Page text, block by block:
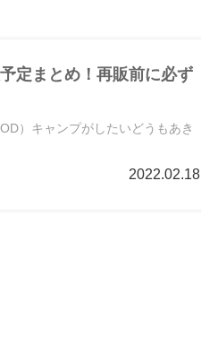
定まとめ！再販前に必ず
）キャンプがしたいどうもあき
2022.02.18